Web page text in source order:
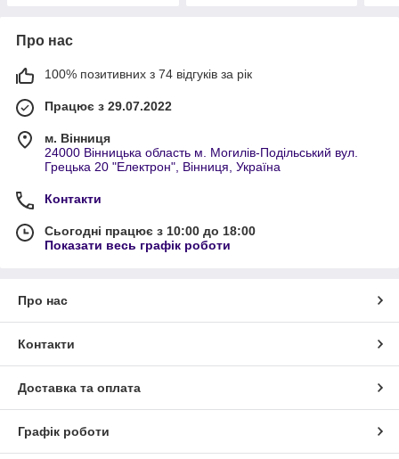
Про нас
100% позитивних з 74 відгуків за рік
Працює з 29.07.2022
м. Вінниця
24000 Вінницька область м. Могилів-Подільський вул.
Грецька 20 "Електрон", Вінниця, Україна
Контакти
Сьогодні працює з 10:00 до 18:00
Показати весь графік роботи
Про нас
Контакти
Доставка та оплата
Графік роботи